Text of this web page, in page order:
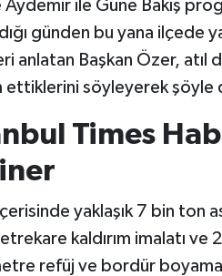
Aydemir ile Güne Bakış
günden bu yana ilçede
anlatan Başkan Özer, atıl
ettiklerini söyleyerek şöyle
Times
yaklaşık 7 bin ton
kaldırım imalatı ve
refüj ve bordür boyama